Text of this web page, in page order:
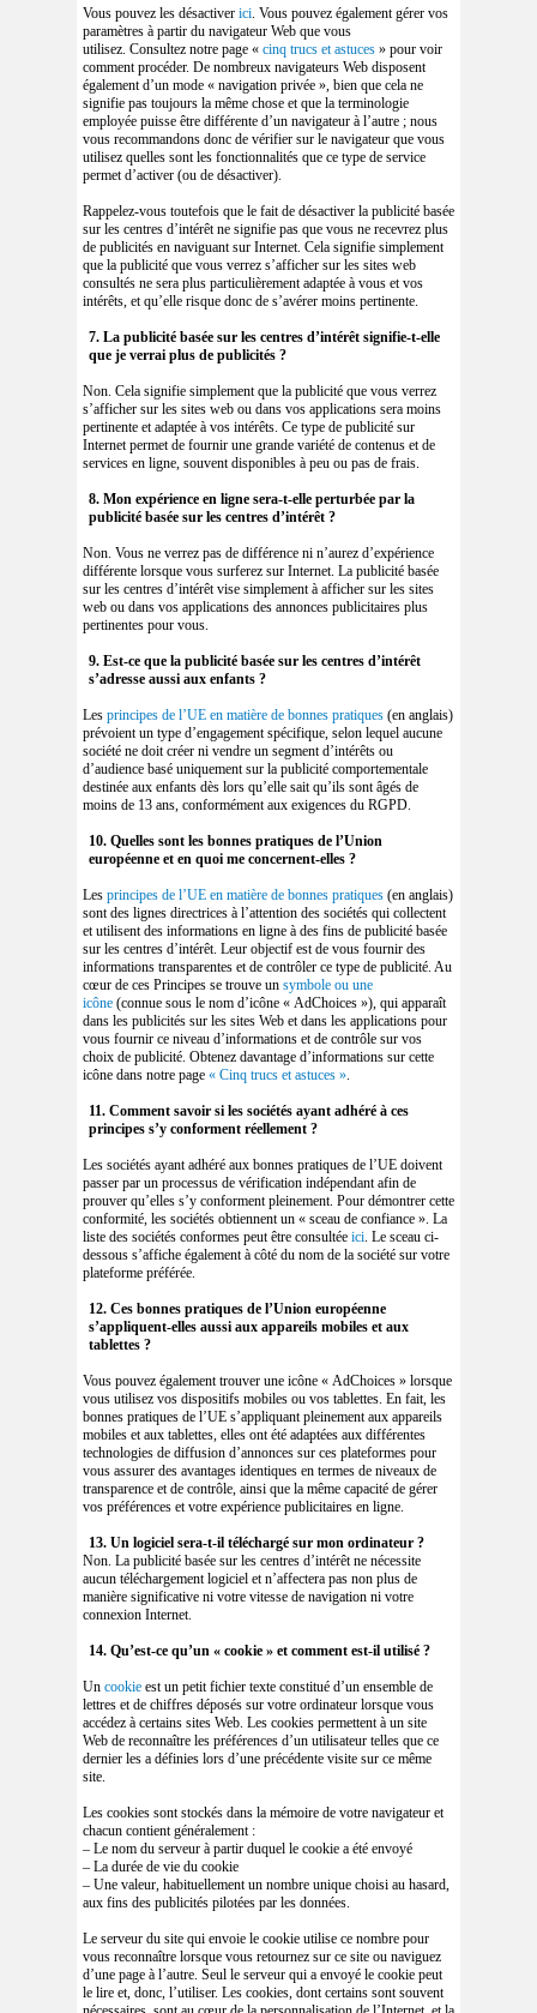
Vous pouvez les désactiver ici. Vous pouvez également gérer vos
paramètres à partir du navigateur Web que vous
utilisez. Consultez notre page « cinq trucs et astuces » pour voir
comment procéder. De nombreux navigateurs Web disposent
également d’un mode « navigation privée », bien que cela ne
signifie pas toujours la même chose et que la terminologie
employée puisse être différente d’un navigateur à l’autre ; nous
vous recommandons donc de vérifier sur le navigateur que vous
utilisez quelles sont les fonctionnalités que ce type de service
permet d’activer (ou de désactiver).
Rappelez-vous toutefois que le fait de désactiver la publicité basée
sur les centres d’intérêt ne signifie pas que vous ne recevrez plus
de publicités en naviguant sur Internet. Cela signifie simplement
que la publicité que vous verrez s’afficher sur les sites web
consultés ne sera plus particulièrement adaptée à vous et vos
intérêts, et qu’elle risque donc de s’avérer moins pertinente.
7. La publicité basée sur les centres d’intérêt signifie-t-elle
que je verrai plus de publicités ?
Non. Cela signifie simplement que la publicité que vous verrez
s’afficher sur les sites web ou dans vos applications sera moins
pertinente et adaptée à vos intérêts. Ce type de publicité sur
Internet permet de fournir une grande variété de contenus et de
services en ligne, souvent disponibles à peu ou pas de frais.
8. Mon expérience en ligne sera-t-elle perturbée par la
publicité basée sur les centres d’intérêt ?
Non. Vous ne verrez pas de différence ni n’aurez d’expérience
différente lorsque vous surferez sur Internet. La publicité basée
sur les centres d’intérêt vise simplement à afficher sur les sites
web ou dans vos applications des annonces publicitaires plus
pertinentes pour vous.
9. Est-ce que la publicité basée sur les centres d’intérêt
s’adresse aussi aux enfants ?
Les principes de l’UE en matière de bonnes pratiques (en anglais)
prévoient un type d’engagement spécifique, selon lequel aucune
société ne doit créer ni vendre un segment d’intérêts ou
d’audience basé uniquement sur la publicité comportementale
destinée aux enfants dès lors qu’elle sait qu’ils sont âgés de
moins de 13 ans, conformément aux exigences du RGPD.
10. Quelles sont les bonnes pratiques de l’Union
européenne et en quoi me concernent-elles ?
Les principes de l’UE en matière de bonnes pratiques (en anglais)
sont des lignes directrices à l’attention des sociétés qui collectent
et utilisent des informations en ligne à des fins de publicité basée
sur les centres d’intérêt. Leur objectif est de vous fournir des
informations transparentes et de contrôler ce type de publicité. Au
cœur de ces Principes se trouve un symbole ou une
icône (connue sous le nom d’icône « AdChoices »), qui apparaît
dans les publicités sur les sites Web et dans les applications pour
vous fournir ce niveau d’informations et de contrôle sur vos
choix de publicité. Obtenez davantage d’informations sur cette
icône dans notre page « Cinq trucs et astuces ».
11. Comment savoir si les sociétés ayant adhéré à ces
principes s’y conforment réellement ?
Les sociétés ayant adhéré aux bonnes pratiques de l’UE doivent
passer par un processus de vérification indépendant afin de
prouver qu’elles s’y conforment pleinement. Pour démontrer cette
conformité, les sociétés obtiennent un « sceau de confiance ». La
liste des sociétés conformes peut être consultée ici. Le sceau ci-
dessous s’affiche également à côté du nom de la société sur votre
plateforme préférée.
12. Ces bonnes pratiques de l’Union européenne
s’appliquent-elles aussi aux appareils mobiles et aux
tablettes ?
Vous pouvez également trouver une icône « AdChoices » lorsque
vous utilisez vos dispositifs mobiles ou vos tablettes. En fait, les
bonnes pratiques de l’UE s’appliquant pleinement aux appareils
mobiles et aux tablettes, elles ont été adaptées aux différentes
technologies de diffusion d’annonces sur ces plateformes pour
vous assurer des avantages identiques en termes de niveaux de
transparence et de contrôle, ainsi que la même capacité de gérer
vos préférences et votre expérience publicitaires en ligne.
13. Un logiciel sera-t-il téléchargé sur mon ordinateur ?
Non. La publicité basée sur les centres d’intérêt ne nécessite
aucun téléchargement logiciel et n’affectera pas non plus de
manière significative ni votre vitesse de navigation ni votre
connexion Internet.
14. Qu’est-ce qu’un « cookie » et comment est-il utilisé ?
Un cookie est un petit fichier texte constitué d’un ensemble de
lettres et de chiffres déposés sur votre ordinateur lorsque vous
accédez à certains sites Web. Les cookies permettent à un site
Web de reconnaître les préférences d’un utilisateur telles que ce
dernier les a définies lors d’une précédente visite sur ce même
site.
Les cookies sont stockés dans la mémoire de votre navigateur et
chacun contient généralement :
– Le nom du serveur à partir duquel le cookie a été envoyé
– La durée de vie du cookie
– Une valeur, habituellement un nombre unique choisi au hasard,
aux fins des publicités pilotées par les données.
Le serveur du site qui envoie le cookie utilise ce nombre pour
vous reconnaître lorsque vous retournez sur ce site ou naviguez
d’une page à l’autre. Seul le serveur qui a envoyé le cookie peut
le lire et, donc, l’utiliser. Les cookies, dont certains sont souvent